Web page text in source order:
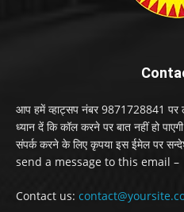
आप हमें व्हाट्सप नंबर 9871728841
ध्यान दें कि कॉल करने पर बात नहीं हो
संपर्क करने के लिए कृपया इस ईमेल पर
send a message to this email –
Contact us: